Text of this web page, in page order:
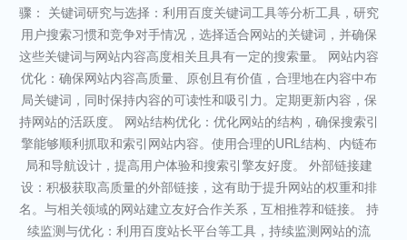
骤： 关键词研究与选择：利用百度关键词工具等分析工具，研究
用户搜索习惯和竞争对手情况，选择适合网站的关键词，并确保
这些关键词与网站内容高度相关且具有一定的搜索量。 网站内容
优化：确保网站内容高质量、原创且有价值，合理地在内容中布
局关键词，同时保持内容的可读性和吸引力。定期更新内容，保
持网站的活跃度。 网站结构优化：优化网站的结构，确保搜索引
擎能够顺利抓取和索引网站内容。使用合理的URL结构、内链布
局和导航设计，提高用户体验和搜索引擎友好度。 外部链接建
设：积极获取高质量的外部链接，这有助于提升网站的权重和排
名。与相关领域的网站建立友好合作关系，互相推荐和链接。 持
续监测与优化：利用百度站长平台等工具，持续监测网站的流